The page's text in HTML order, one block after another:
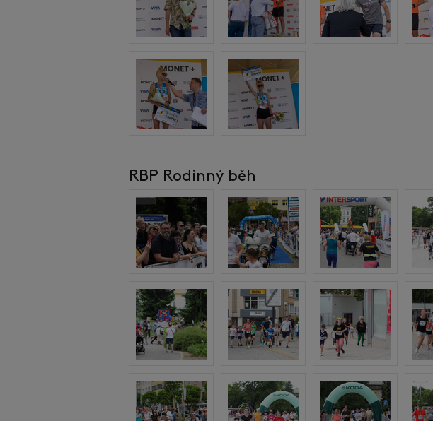
RBP Rodinný běh